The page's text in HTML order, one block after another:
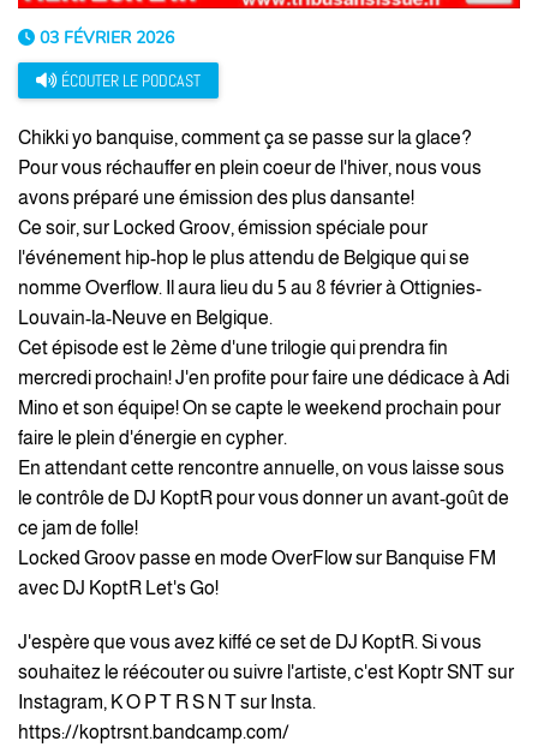
03 FÉVRIER 2026
ÉCOUTER LE PODCAST
Chikki yo banquise, comment ça se passe sur la glace?
Pour vous réchauffer en plein coeur de l'hiver, nous vous
avons préparé une émission des plus dansante!
Ce soir, sur Locked Groov, émission spéciale pour
l'événement hip-hop le plus attendu de Belgique qui se
nomme Overflow. Il aura lieu du 5 au 8 février à Ottignies-
Louvain-la-Neuve en Belgique.
Cet épisode est le 2ème d'une trilogie qui prendra fin
mercredi prochain! J'en profite pour faire une dédicace à Adi
Mino et son équipe! On se capte le weekend prochain pour
faire le plein d'énergie en cypher.
En attendant cette rencontre annuelle, on vous laisse sous
le contrôle de DJ KoptR pour vous donner un avant-goût de
ce jam de folle!
Locked Groov passe en mode OverFlow sur Banquise FM
avec DJ KoptR Let's Go!
J'espère que vous avez kiffé ce set de DJ KoptR. Si vous
souhaitez le réécouter ou suivre l'artiste, c'est Koptr SNT sur
Instagram, K O P T R S N T sur Insta.
https://koptrsnt.bandcamp.com/